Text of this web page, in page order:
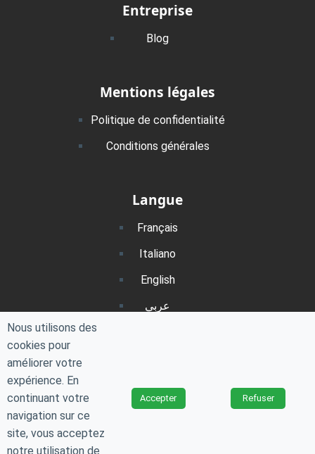
Entreprise
Blog
Mentions légales
Politique de confidentialité
Conditions générales
Langue
Français
Italiano
English
عربي
© 2024 ScreenFixer. All rights reserved.
This site is protected by reCAPTCHA and the Google
Nous utilisons des
cookies pour
améliorer votre
expérience. En
continuant votre
navigation sur ce
site, vous acceptez
notre utilisation de
Accepter Refuser